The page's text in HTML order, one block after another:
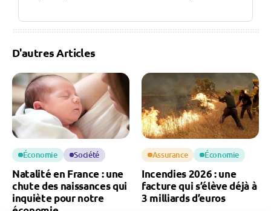
D'autres Articles
Économie Société
Natalité en France : une
chute des naissances qui
inquiète pour notre
Assurance Économie
Incendies 2026 : une
facture qui s’élève déjà à
3 milliards d’euros